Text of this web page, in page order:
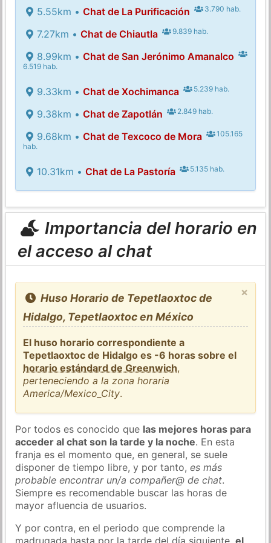
5.55km • Chat de La Purificación 3.790 hab.
7.27km • Chat de Chiautla 9.839 hab.
8.99km • Chat de San Jerónimo Amanalco
6.519 hab.
9.33km • Chat de Xochimanca 5.239 hab.
9.38km • Chat de Zapotlán 2.849 hab.
9.68km • Chat de Texcoco de Mora
105.165
hab.
10.31km • Chat de La Pastoría 5.135 hab.
Importancia del horario en
el acceso al chat
×
Huso Horario de Tepetlaoxtoc de
Hidalgo, Tepetlaoxtoc en México
El huso horario correspondiente a
Tepetlaoxtoc de Hidalgo es -6 horas sobre el
horario estándard de Greenwich,
perteneciendo a la zona horaria
America/Mexico_City.
Por todos es conocido que las mejores horas para
acceder al chat son la tarde y la noche. En esta
franja es el momento que, en general, se suele
disponer de tiempo libre, y por tanto,es más
probable encontrar un/a compañer@ de chat.
Siempre es recomendable buscar las horas de
mayor afluencia de usuarios.
Y por contra, en el periodo que comprende la
madrugada hasta por la tarde del día siguiente,el